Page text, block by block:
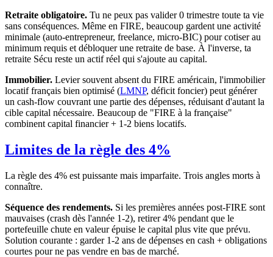
Retraite obligatoire. Tu ne peux pas valider 0 trimestre toute ta vie
sans conséquences. Même en FIRE, beaucoup gardent une activité
minimale (auto-entrepreneur, freelance, micro-BIC) pour cotiser au
minimum requis et débloquer une retraite de base. À l'inverse, ta
retraite Sécu reste un actif réel qui s'ajoute au capital.
Immobilier. Levier souvent absent du FIRE américain, l'immobilier
locatif français bien optimisé (LMNP, déficit foncier) peut générer
un cash-flow couvrant une partie des dépenses, réduisant d'autant la
cible capital nécessaire. Beaucoup de "FIRE à la française"
combinent capital financier + 1-2 biens locatifs.
Limites de la règle des 4%
La règle des 4% est puissante mais imparfaite. Trois angles morts à
connaître.
Séquence des rendements. Si les premières années post-FIRE sont
mauvaises (crash dès l'année 1-2), retirer 4% pendant que le
portefeuille chute en valeur épuise le capital plus vite que prévu.
Solution courante : garder 1-2 ans de dépenses en cash + obligations
courtes pour ne pas vendre en bas de marché.